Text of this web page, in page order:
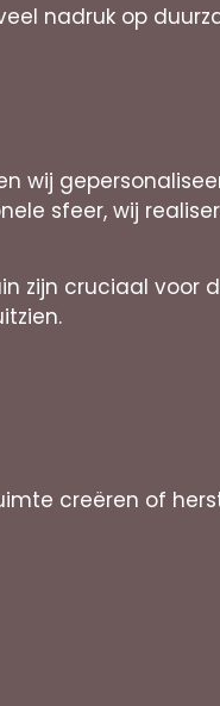
nadruk op
wij
sfeer, wij
zijn cruciaal voor
creëren of